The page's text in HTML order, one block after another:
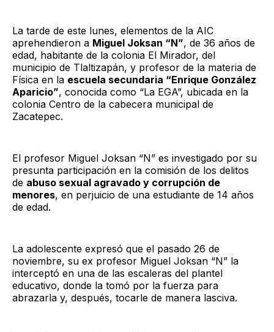
La tarde de este lunes, elementos de la AIC
aprehendieron a Miguel Joksan “N”, de 36 años de
edad, habitante de la colonia El Mirador, del
municipio de Tlaltizapán, y profesor de la materia de
Física en la escuela secundaria “Enrique González
Aparicio”, conocida como “La EGA”, ubicada en la
colonia Centro de la cabecera municipal de
Zacatepec.
El profesor Miguel Joksan “N” es investigado por su
presunta participación en la comisión de los delitos
de abuso sexual agravado y corrupción de
menores, en perjuicio de una estudiante de 14 años
de edad.
La adolescente expresó que el pasado 26 de
noviembre, su ex profesor Miguel Joksan “N” la
interceptó en una de las escaleras del plantel
educativo, donde la tomó por la fuerza para
abrazarla y, después, tocarle de manera lasciva.